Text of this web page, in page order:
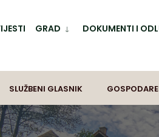
GRAD DOKUMENTI I
SLUŽBENI GLASNIK